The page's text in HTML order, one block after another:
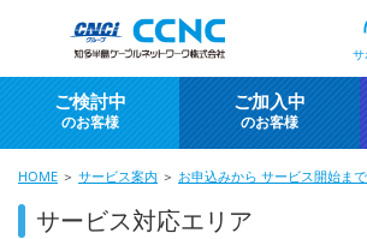
サ
ご検討中
のお客様
ご加入中
のお客様
HOME ＞ サービス案内 ＞ お申込みから サービス開始まで
サービス対応エリア